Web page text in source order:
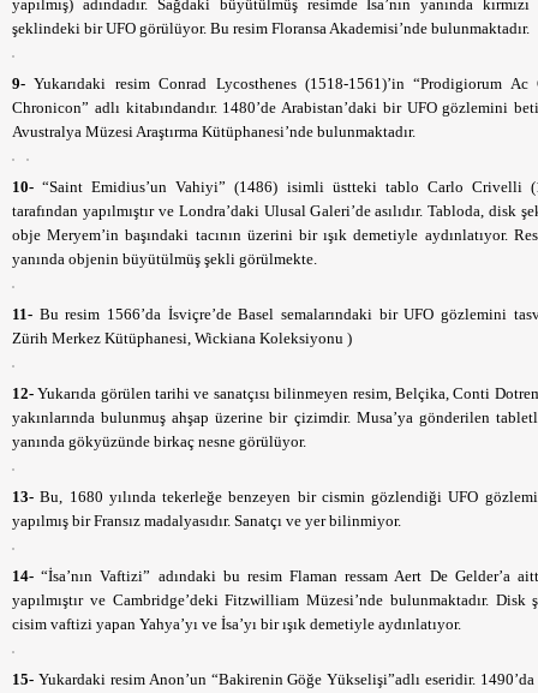
yapılmış) adındadır. Sağdaki büyütülmüş resimde İsa’nın yanında
şeklindeki bir UFO görülüyor. Bu resim Floransa Akademisi’nde bulunmaktadır.
9- Yukarıdaki resim Conrad Lycosthenes (1518-1561)’in “Prodigiorum Ac
Chronicon” adlı kitabındandır. 1480’de Arabistan’daki bir UFO gözlemini
Avustralya Müzesi Araştırma Kütüphanesi’nde bulunmaktadır.
10- “Saint Emidius’un Vahiyi” (1486) isimli üstteki tablo Carlo Crivelli
tarafından yapılmıştır ve Londra’daki Ulusal Galeri’de asılıdır. Tabloda, disk
obje Meryem’in başındaki tacının üzerini bir ışık demetiyle aydınlatıyor.
yanında objenin büyütülmüş şekli görülmekte.
11- Bu resim 1566’da İsviçre’de Basel semalarındaki bir UFO gözlemini
Zürih Merkez Kütüphanesi, Wickiana Koleksiyonu )
12- Yukarıda görülen tarihi ve sanatçısı bilinmeyen resim, Belçika, Conti
yakınlarında bulunmuş ahşap üzerine bir çizimdir. Musa’ya gönderilen
yanında gökyüzünde birkaç nesne görülüyor.
13- Bu, 1680 yılında tekerleğe benzeyen bir cismin gözlendiği UFO
yapılmış bir Fransız madalyasıdır. Sanatçı ve yer bilinmiyor.
14- “İsa’nın Vaftizi” adındaki bu resim Flaman ressam Aert De Gelder’a
yapılmıştır ve Cambridge’deki Fitzwilliam Müzesi’nde bulunmaktadır. Disk
cisim vaftizi yapan Yahya’yı ve İsa’yı bir ışık demetiyle aydınlatıyor.
15- Yukardaki resim Anon’un “Bakirenin Göğe Yükselişi”adlı eseridir. 1490’da